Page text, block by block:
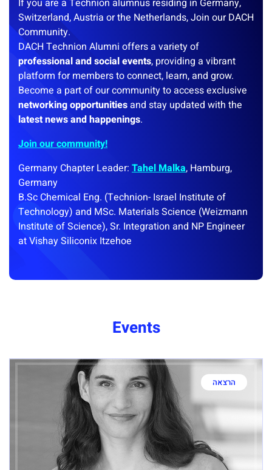
If you are a Technion alumnus residing in Germany,
Switzerland, Austria or the Netherlands, Join our DACH
Community.
DACH Technion Alumni offers a variety of
professional and social events, providing a vibrant
platform for members to connect, learn, and grow.
Become a part of our community to access exclusive
networking opportunitiesand stay updated with the
latest news and happenings.
Join our community!
Germany Chapter Leader: Tahel Malka, Hamburg,
Germany
B.Sc Chemical Eng. (Technion- Israel Institute of
Technology) and MSc. Materials Science (Weizmann
Institute of Science), Sr. Integration and NP Engineer
at Vishay Siliconix Itzehoe
Events
הרצאה